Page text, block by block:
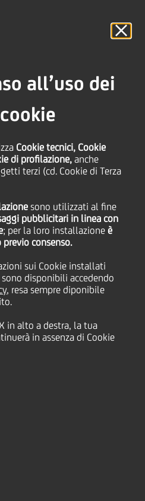
all’uso dei
cookie
Cookie tecnici, Cookie
di profilazione, anche
terzi (cd. Cookie di Terza
sono utilizzati al fine
pubblicitari in linea con
; per la loro installazione è
consenso.
sui Cookie installati
disponibili accedendo
, resa sempre diponibile
in alto a destra, la tua
in assenza di Cookie
talenti